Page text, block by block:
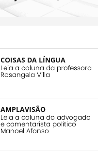
COISAS DA LÍNGUA
Leia a coluna da professora
Rosangela Villa
AMPLAVISÃO
Leia a coluna do advogado
e comentarista político
Manoel Afonso